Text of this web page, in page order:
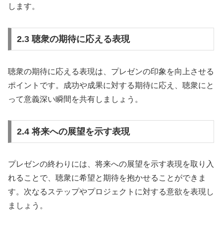
します。
2.3 聴衆の期待に応える表現
聴衆の期待に応える表現は、プレゼンの印象を向上させる
ポイントです。成功や成果に対する期待に応え、聴衆にと
って意義深い瞬間を共有しましょう。
2.4 将来への展望を示す表現
プレゼンの終わりには、将来への展望を示す表現を取り入
れることで、聴衆に希望と期待を抱かせることができま
す。次なるステップやプロジェクトに対する意欲を表現し
ましょう。